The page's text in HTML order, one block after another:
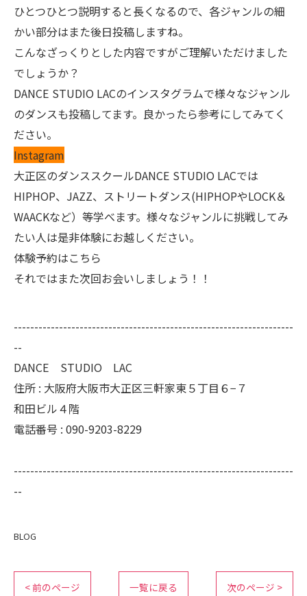
ひとつひとつ説明すると長くなるので、各ジャンルの細
かい部分はまた後日投稿しますね。
こんなざっくりとした内容ですがご理解いただけました
でしょうか？
DANCE STUDIO LACのインスタグラムで様々なジャンル
のダンスも投稿してます。良かったら参考にしてみてく
ださい。
Instagram
大正区のダンススクールDANCE STUDIO LACでは
HIPHOP、JAZZ、ストリートダンス(HIPHOPやLOCK＆
WAACKなど）等学べます。様々なジャンルに挑戦してみ
たい人は是非体験にお越しください。
体験予約はこちら
それではまた次回お会いしましょう！！
--------------------------------------------------------------------
--
DANCE STUDIO LAC
住所 : 大阪府大阪市大正区三軒家東５丁目６−７
和田ビル４階
電話番号 : 090-9203-8229
--------------------------------------------------------------------
--
BLOG
< 前のページ 一覧に戻る 次のページ >